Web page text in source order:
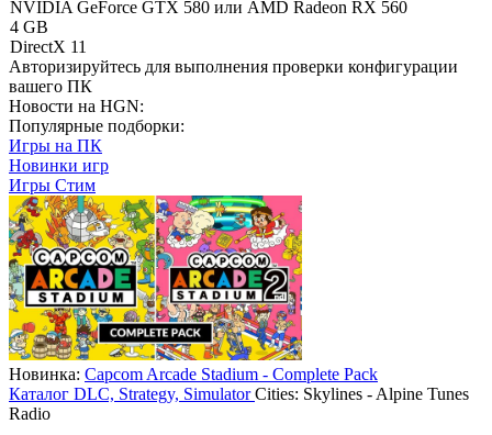
NVIDIA GeForce GTX 580 или AMD Radeon RX 560
4 GB
DirectX 11
Авторизируйтесь для выполнения проверки конфигурации
вашего ПК
Новости на HGN:
Популярные подборки:
Игры на ПК
Новинки игр
Игры Стим
Новинка: Capcom Arcade Stadium - Complete Pack
Каталог DLC, Strategy, Simulator Cities: Skylines - Alpine Tunes
Radio